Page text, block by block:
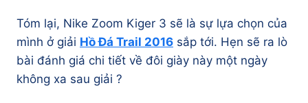
Tóm lại, Nike Zoom Kiger 3 sẽ là sự lựa chọn của
mình ở giải Hồ Đá Trail 2016 sắp tới. Hẹn sẽ ra lò
bài đánh giá chi tiết về đôi giày này một ngày
không xa sau giải ?